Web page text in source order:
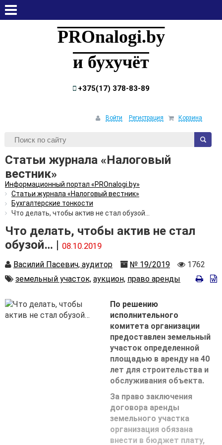
PROnalogi.by
и бухучёт
+375(17) 378-83-89
Войти Регистрация Корзина
Статьи журнала «Налоговый
вестник»
Информационный портал «PROnalogi.by»
Статьи журнала «Налоговый вестник»
Бухгалтерские тонкости
Что делать, чтобы актив не стал обузой…
Что делать, чтобы актив не стал
обузой… | 08.10.2019
Автор
Василий Пасевич, аудитор Номер
№ 19/2019
1762
Автор
земельный участок, аукцион, право аренды
По решению
исполнительного
комитета организации
предоставлен земельный
участок определенной
площадью в аренду на 40
лет для строительства и
обслуживания объекта.
За право заключения
договора аренды
земельного участка
организация обязана
внести в бюджет плату,